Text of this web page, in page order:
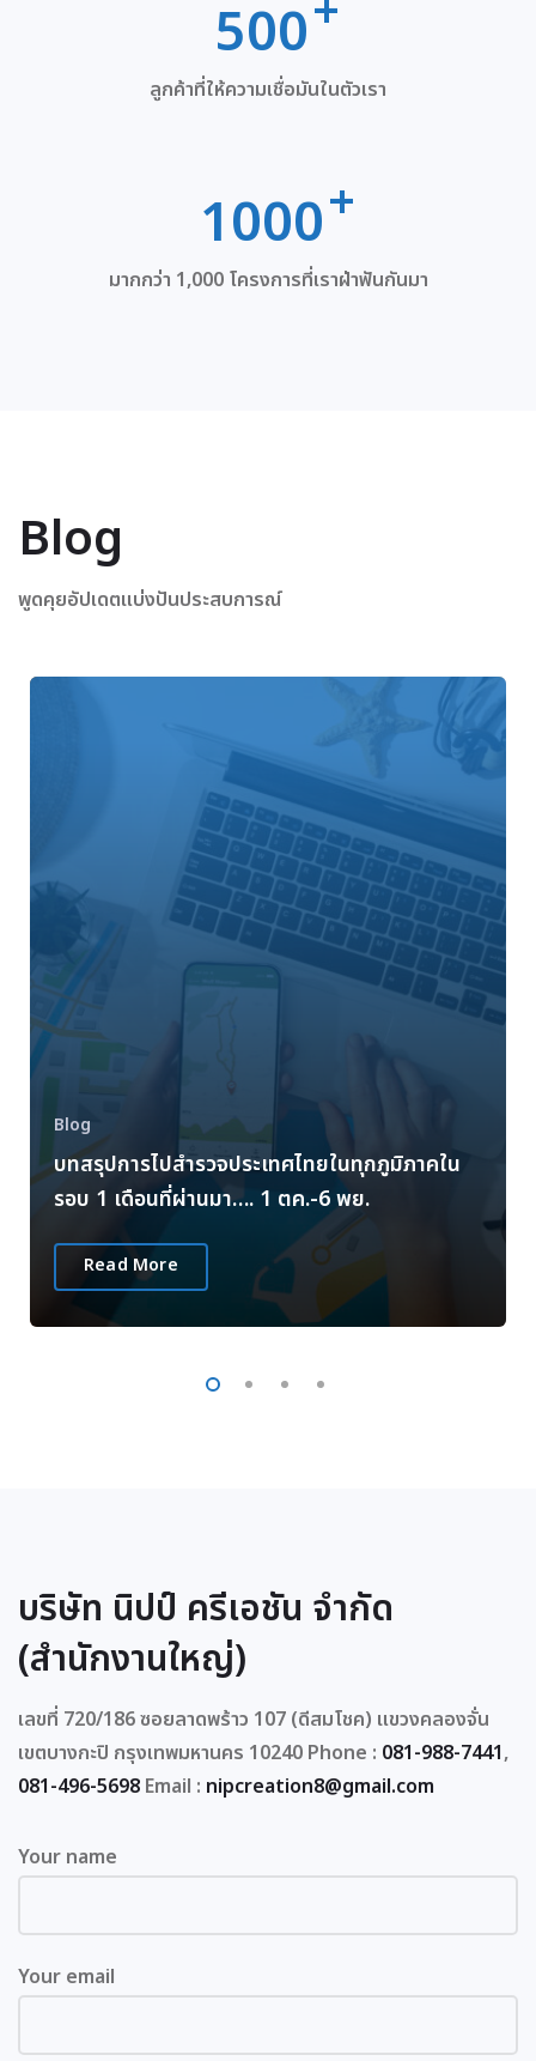
500
ลูกค้าที่ให้ความเชื่อมันในตัวเรา
1000
มากกว่า 1,000 โครงการที่เราฝ่าฟันกันมา
Blog
พูดคุยอัปเดตแบ่งปันประสบการณ์
Blog
บทสรุปการไปสำรวจประเทศไทยในทุกภูมิภาคใน
รอบ 1 เดือนที่ผ่านมา…. 1 ตค.-6 พย.
Read More
บริษัท นิปป์ ครีเอชัน จำกัด
(สำนักงานใหญ่)
เลขที่ 720/186 ซอยลาดพร้าว 107 (ดีสมโชค) แขวงคลองจั่น
เขตบางกะปิ กรุงเทพมหานคร 10240 Phone : 081-988-7441,
081-496-5698 Email : nipcreation8@gmail.com
Your name
Your email